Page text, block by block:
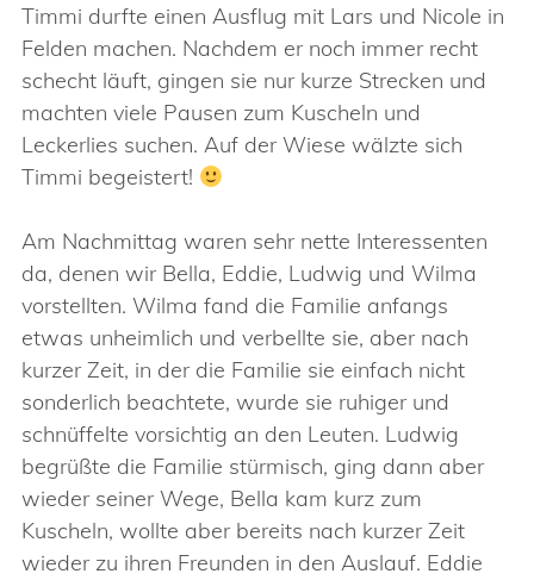
Timmi durfte einen Ausflug mit Lars und Nicole in
Felden machen. Nachdem er noch immer recht
schecht läuft, gingen sie nur kurze Strecken und
machten viele Pausen zum Kuscheln und
Leckerlies suchen. Auf der Wiese wälzte sich
Timmi begeistert!
Am Nachmittag waren sehr nette Interessenten
da, denen wir Bella, Eddie, Ludwig und Wilma
vorstellten. Wilma fand die Familie anfangs
etwas unheimlich und verbellte sie, aber nach
kurzer Zeit, in der die Familie sie einfach nicht
sonderlich beachtete, wurde sie ruhiger und
schnüffelte vorsichtig an den Leuten. Ludwig
begrüßte die Familie stürmisch, ging dann aber
wieder seiner Wege, Bella kam kurz zum
Kuscheln, wollte aber bereits nach kurzer Zeit
wieder zu ihren Freunden in den Auslauf. Eddie